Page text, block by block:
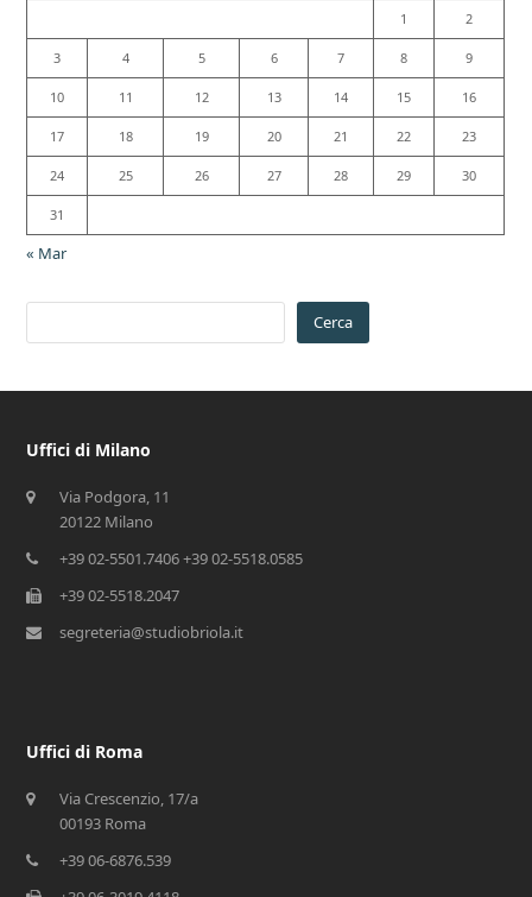
1
2
3 4 5 6 7 8 9
10 11 12 13 14 15 16
17 18 19 20 21 22 23
24 25 26 27 28 29 30
31
« Mar
Cerca
Uffici di Milano
Via Podgora, 11
20122 Milano
+39 02-5501.7406 +39 02-5518.0585
+39 02-5518.2047
segreteria@studiobriola.it
Uffici di Roma
Via Crescenzio, 17/a
00193 Roma
+39 06-6876.539